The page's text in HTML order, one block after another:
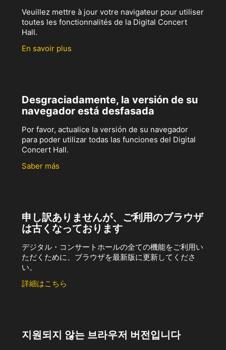
Veuillez mettre à jour votre navigateur pour utiliser
toutes les fonctionnalités de la Digital Concert
Hall.
En savoir plus
Desgraciadamente, la versión de su
navegador está desfasada
Por favor, actualice la versión de su navegador
para poder utilizar todas las funciones del Digital
Concert Hall.
Saber más
申し訳ありませんが、ご利用のブラウザ
は古くなっております
デジタル・コンサートホールの全ての機能をご利用い
ただくために、ブラウザを最新版に更新してくださ
い。
詳細はこちら
지원되지 않는 브라우저 버전입니다